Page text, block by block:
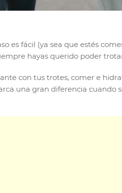
es fácil (ya sea que estés
hayas querido poder
con tus trotes, comer e
una gran diferencia cuando